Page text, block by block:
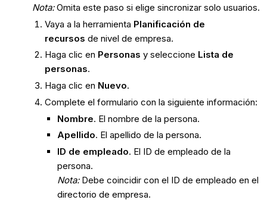
Nota:Omita este paso si elige sincronizar solo usuarios.
Vaya a la herramienta Planificación de
recursos de nivel de empresa.
Haga clic en Personas y seleccione Lista de
personas.
Haga clic en Nuevo.
Complete el formulario con la siguiente información:
Nombre. El nombre de la persona.
Apellido. El apellido de la persona.
ID de empleado. El ID de empleado de la
persona.
Nota: Debe coincidir con el ID de empleado en el
directorio de empresa.